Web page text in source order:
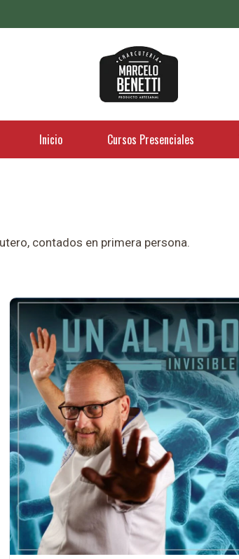
Inicio Cursos Presenciales
contados en primera persona.